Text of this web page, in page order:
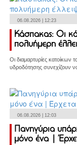
06.08.2026 | 12:23
Κάσπακας: Οι
πολυήμερη
Οι διαμαρτυρίες κατοίκων
υδροδότησης συνεχίζουν
06.08.2026 | 12:03
Πανηγύρια
μόνο ένα |